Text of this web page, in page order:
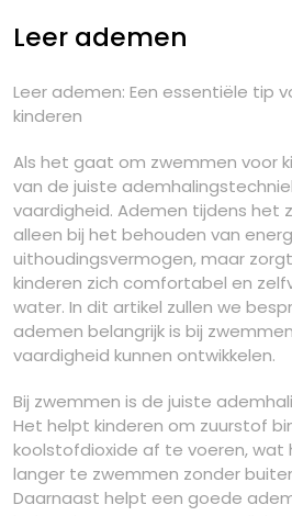
Leer ademen
Leer ademen: Een essentiële tip
kinderen
Als het gaat om zwemmen voor
van de juiste
vaardigheid. Ademen tijdens het
alleen bij het behouden van
uithoudingsvermogen, maar
kinderen zich comfortabel en
water. In dit artikel zullen we
ademen belangrijk is bij
vaardigheid kunnen ontwikkelen.
Bij zwemmen is de juiste
Het helpt kinderen om zuurstof
koolstofdioxide af te voeren,
langer te zwemmen zonder
Daarnaast helpt een goede